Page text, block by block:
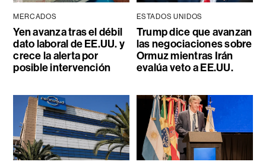
MERCADOS
Yen avanza tras el débil
dato laboral de EE.UU. y
crece la alerta por
posible intervención
ESTADOS UNIDOS
Trump dice que avanzan
las negociaciones sobre
Ormuz mientras Irán
evalúa veto a EE.UU.